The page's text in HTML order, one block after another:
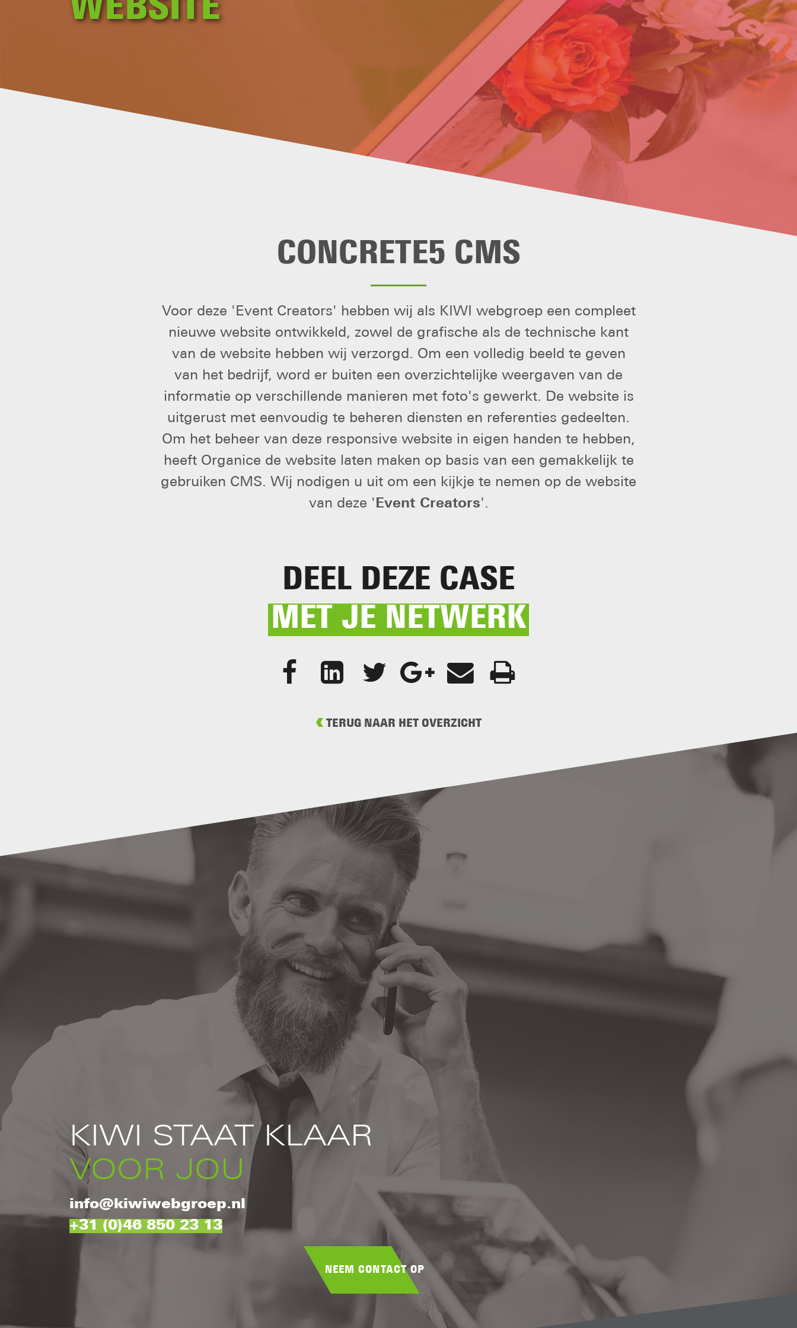
WEBSITE
CONCRETE5 CMS
Voor deze 'Event Creators' hebben wij als KIWI webgroep een compleet
nieuwe website ontwikkeld, zowel de grafische als de technische kant
van de website hebben wij verzorgd. Om een volledig beeld te geven
van het bedrijf, word er buiten een overzichtelijke weergaven van de
informatie op verschillende manieren met foto's gewerkt. De website is
uitgerust met eenvoudig te beheren diensten en referenties gedeelten.
Om het beheer van deze responsive website in eigen handen te hebben,
heeft Organice de website laten maken op basis van een gemakkelijk te
gebruiken CMS. Wij nodigen u uit om een kijkje te nemen op de website
van deze 'Event Creators'.
DEEL DEZE CASE
MET JE NETWERK
TERUG NAAR HET OVERZICHT
KIWI STAAT KLAAR
VOOR JOU
info@kiwiwebgroep.nl
+31 (0)46 850 23 13
NEEM CONTACT OP